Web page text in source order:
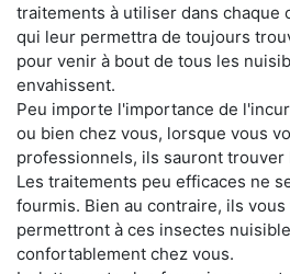
traitements à utiliser dans chaque
qui leur permettra de toujours
pour venir à bout de tous les
envahissent.
Peu importe l'importance de
ou bien chez vous, lorsque vous
professionnels, ils sauront trouver
Les traitements peu efficaces ne
fourmis. Bien au contraire, ils
permettront à ces insectes
confortablement chez vous.